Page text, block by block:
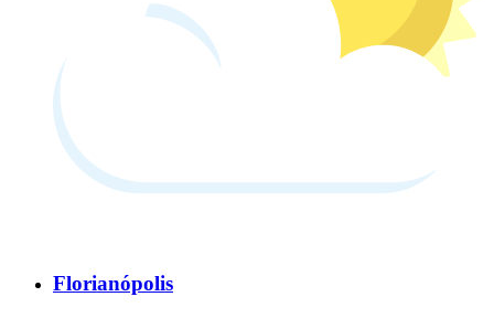
Florianópolis